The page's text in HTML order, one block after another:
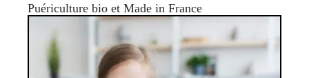
Puériculture bio et Made in France